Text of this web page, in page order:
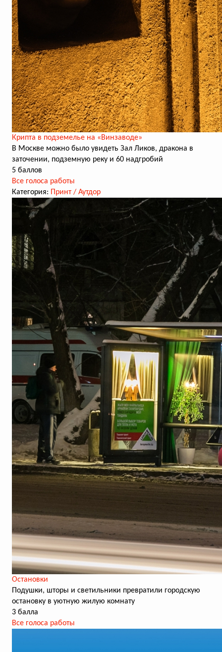
Крипта в подземелье на «Винзаводе»
В Москве можно было увидеть Зал Ликов, дракона в
заточении, подземную реку и 60 надгробий
5 баллов
Все голоса работы
Категория: Принт / Аутдор
Остановки
Подушки, шторы и светильники превратили городскую
остановку в уютную жилую комнату
3 балла
Все голоса работы